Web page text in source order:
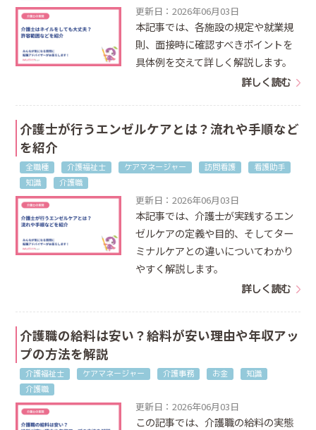
更新日：2026年06月03日
本記事では、各施設の規定や就業規
則、面接時に確認すべきポイントを
具体例を交えて詳しく解説します。
詳しく読む
介護士が行うエンゼルケアとは？流れや手順など
を紹介
全職種 介護福祉士 ケアマネージャー 訪問看護
看護助手
知識
介護職
更新日：2026年06月03日
本記事では、介護士が実践するエン
ゼルケアの定義や目的、そしてター
ミナルケアとの違いについてわかり
やすく解説します。
詳しく読む
介護職の給料は安い？給料が安い理由や年収アッ
プの方法を解説
介護福祉士 ケアマネージャー 介護事務 お金
知識
介護職
更新日：2026年06月03日
この記事では、介護職の給料の実態